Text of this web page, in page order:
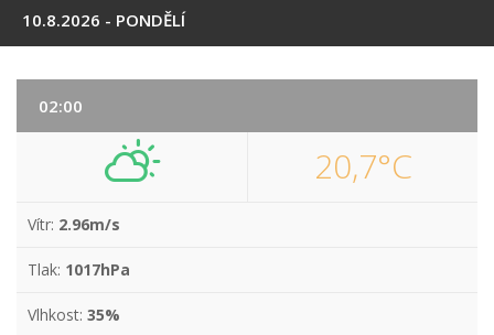
10.8.2026 - PONDĚLÍ
02:00
20,7°C
Vítr: 2.96m/s
Tlak: 1017hPa
Vlhkost: 35%